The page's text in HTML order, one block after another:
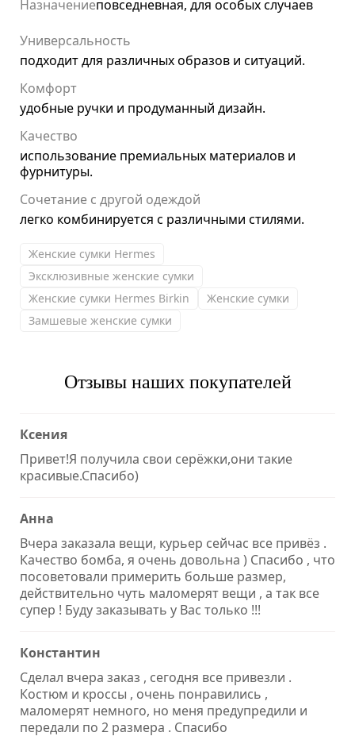
Назначениеповседневная, для особых случаев
Универсальность
подходит для различных образов и ситуаций.
Комфорт
удобные ручки и продуманный дизайн.
Качество
использование премиальных материалов и
фурнитуры.
Сочетание с другой одеждой
легко комбинируется с различными стилями.
Женские сумки Hermes
Эксклюзивные женские сумки
Женские сумки Hermes Birkin
Женские сумки
Замшевые женские сумки
Отзывы наших покупателей
Ксения
Привет!Я получила свои серёжки,они такие
красивые.Спасибо)
Анна
Вчера заказала вещи, курьер сейчас все привёз .
Качество бомба, я очень довольна ) Спасибо , что
посоветовали примерить больше размер,
действительно чуть маломерят вещи , а так все
супер ! Буду заказывать у Вас только !!!
Константин
Сделал вчера заказ , сегодня все привезли .
Костюм и кроссы , очень понравились ,
маломерят немного, но меня предупредили и
передали по 2 размера . Спасибо